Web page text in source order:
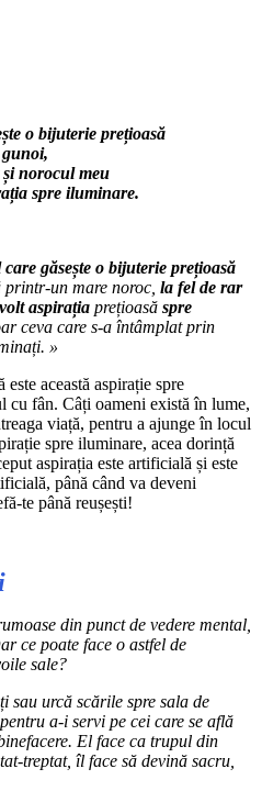
o bijuterie prețioasă
norocul meu
spre iluminare.
găsește o bijuterie prețioasă
printr-un mare noroc, la fel de rar
aspirația prețioasă spre
ceva care s-a întâmplat prin
»
această aspirație spre
cu fân. Câți oameni există în lume,
viață, pentru a ajunge în locul
spre iluminare, acea dorință
aspirația este artificială și este
până când va deveni
te până reușești!
din punct de vedere mental,
ce poate face o astfel de
sale?
sau urcă scările spre sala de
a-i servi pe cei care se află
El face ca trupul din
treptat, îl face să devină sacru,